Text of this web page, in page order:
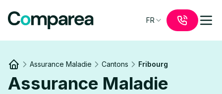
FR
Assurance Maladie Cantons Fribourg
Assurance Maladie